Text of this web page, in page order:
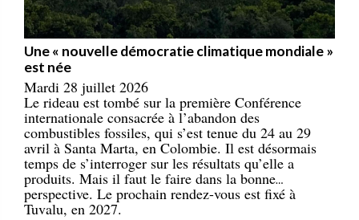
Une « nouvelle démocratie climatique mondiale »
est née
Mardi 28 juillet 2026
Le rideau est tombé sur la première Conférence
internationale consacrée à l’abandon des
combustibles fossiles, qui s’est tenue du 24 au 29
avril à Santa Marta, en Colombie. Il est désormais
temps de s’interroger sur les résultats qu’elle a
produits. Mais il faut le faire dans la bonne
perspective. Le prochain rendez-vous est fixé à
Tuvalu, en 2027.